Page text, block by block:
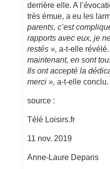
derrière elle. A
très émue, a eu les
parents, c’est
rapports avec eux, je
restés »,a-t-elle
maintenant, en sont
Ils ont accepté la
merci », a-t-elle conclu.
source :
Télé Loisirs.fr
11 nov. 2019
Anne-Laure Deparis